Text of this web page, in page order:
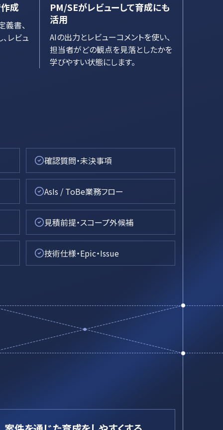
成
義書、
レビュ
PM/SEがレビューして育成にも
活用
AIの出力とレビューコメントを使い、
担当者がどの観点を見落としたかを
学びやすい状態にします。
確認質問・未決事項
AsIs / ToBe業務フロー
見積前提・スコープ外候補
技術仕様・Epic・Issue